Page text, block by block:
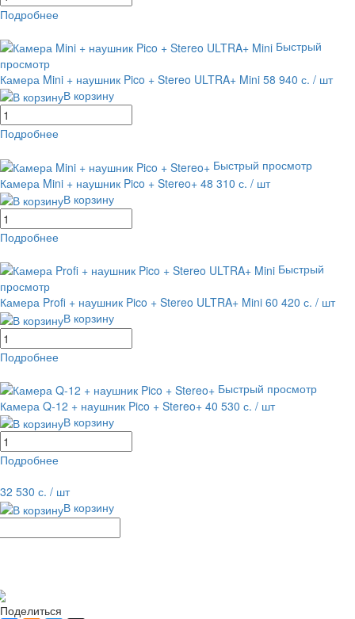
Подробнее
Быстрый
просмотр
Камера Mini + наушник Pico + Stereo ULTRA+ Mini 58 940 с. / шт
В корзину
Подробнее
Быстрый просмотр
Камера Mini + наушник Pico + Stereo+ 48 310 с. / шт
В корзину
Подробнее
Быстрый
просмотр
Камера Profi + наушник Pico + Stereo ULTRA+ Mini 60 420 с. / шт
В корзину
Подробнее
Быстрый просмотр
Камера Q-12 + наушник Pico + Stereo+ 40 530 с. / шт
В корзину
Подробнее
32 530 с. / шт
В корзину
Поделиться